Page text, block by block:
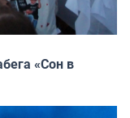
«Сон в